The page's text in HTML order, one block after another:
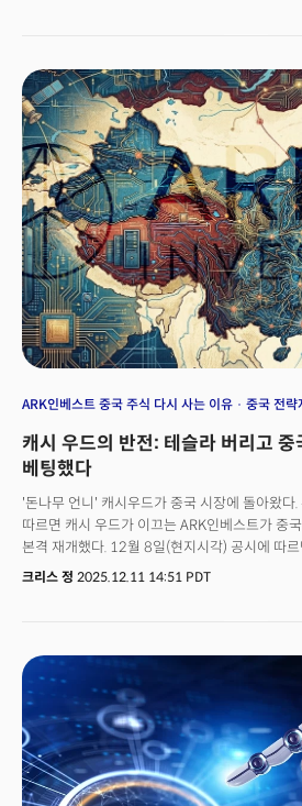
무너지면 진짜 금리는 어디로 향하나?""AI 투자
있는건가?""인플레이션이 재점화되면 어떤 결
[밀키스레터]에서는 정책·기술·자본의 충돌선
없는 핵심 신호들을 추적합니다. 연준 내부의 완
지수의 역사적 급등, AI 기업들의 '실행 증명' 요
귀환까지.'기대의 시대'가 끝나고, '증명의 시대'
전환점에서 투자자들은 새로운 선택을 강요받고
ARK인베스트 중국 주식 다시 사는 이유 중국 전략
캐시 우드의 반전: 테슬라 버리고
베팅했다
'돈나무 언니' 캐시우드가 중국 시장에 돌아왔다
따르면 캐시 우드가 이끄는 ARK인베스트가 중
본격 재개했다. 12월 8일(현지시각) 공시에 따
바이두 주식 5만1300주를 매수해 보유 지분을
보유량을 97만2963주로 확대했다.2021년 중
중국 주식을 거의 전략 매각했던 ARK가 사실상
것이다. 반면 ARK는 같은 날 테슬라 주식 2100
여전히 ARKK의 최대 보유 종목이지만 포트폴
비교하면 상당히 낮아진 상태다. 테슬라를 축소
사들이는 캐시 우드의 의중은 어디에 있을까?
크리스 정 2025.12.11 14:51 PDT